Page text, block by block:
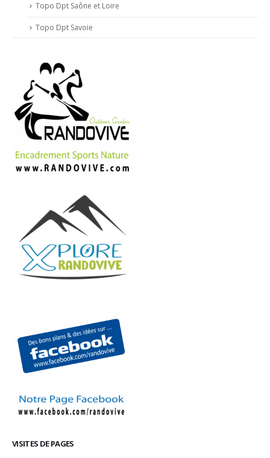
Topo Dpt Saône et Loire
Topo Dpt Savoie
VISITES DE PAGES